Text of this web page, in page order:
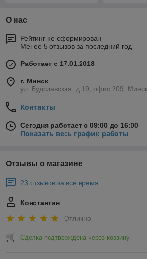
О нас
Рейтинг не сформирован
Менее 5 отзывов за последний год
Работает с 17.01.2018
г. Минск
ул. Будславская, д.19, офис 209,
Контакты
Сегодня работает с 09:00 до 16:00
Показать весь график работы
Отзывы о магазине
23 отзывов за всё время
Константин
Отлично
Сделка подтверждена через корзину